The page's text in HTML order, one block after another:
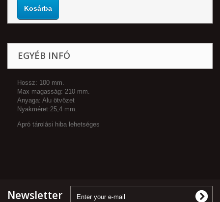
Kosárba
EGYÉB INFÓ
Hossz: 100 mm.
Max magasság: 210 mm.
Anyaga: Alu ötvözet
Nyakméret:25,4 mm.
Apró tárolási hiba lehetséges
Newsletter